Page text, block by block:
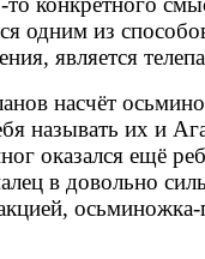
из
является
насчёт
называть их и
оказался ещё
в довольно